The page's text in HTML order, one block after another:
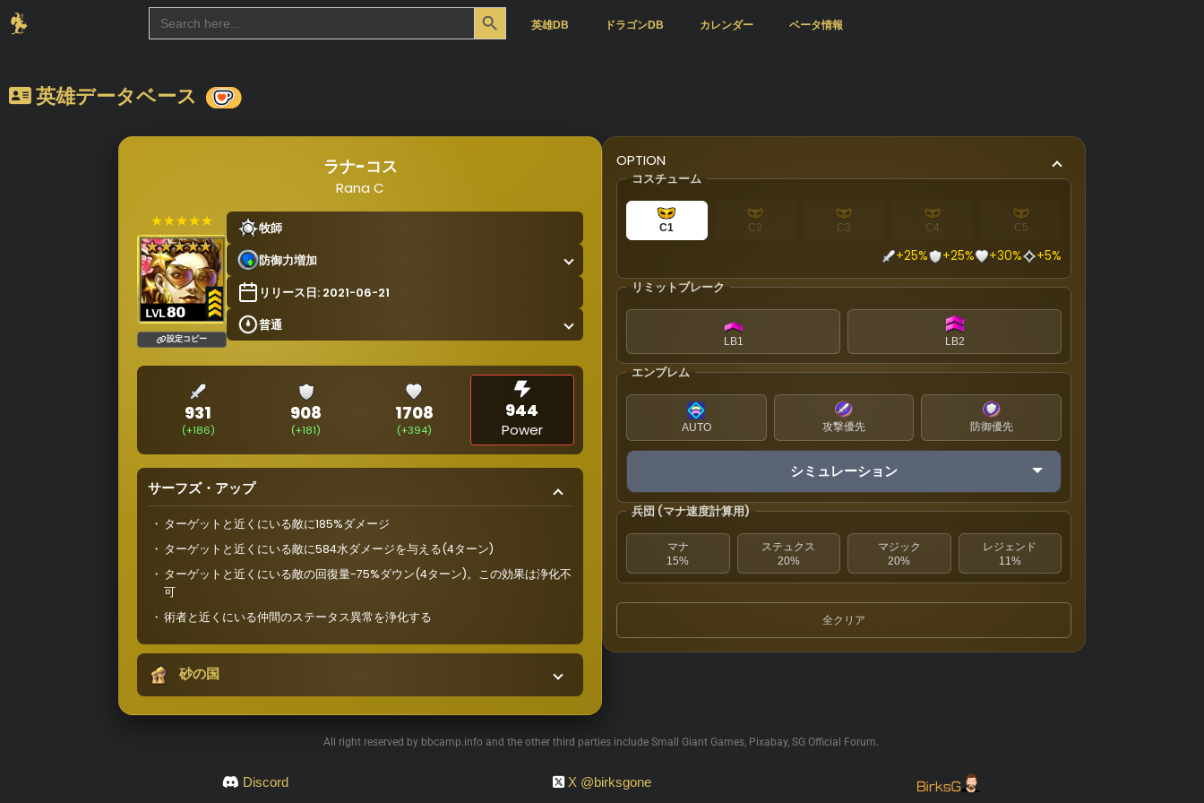
Search
for:
Search Button
英雄DB ドラゴンDB カレンダー ベータ情報
英雄データベース
ラナ-コス
Rana C
★★★★★
設定コピー
牧師
防御力増加
リリース日: 2021-06-21
普通
931
(+186)
908
(+181)
1708
(+394)
944
Power
サーフズ・アップ
ターゲットと近くにいる敵に185%ダメージ
ターゲットと近くにいる敵に584水ダメージを与える(4ターン)
ターゲットと近くにいる敵の回復量-75%ダウン(4ターン)。この効果は浄化不
可
術者と近くにいる仲間のステータス異常を浄化する
砂の国
OPTION
コスチューム
C1 C2 C3 C4 C5
+25% +25% +30% +5%
リミットブレーク
LB1 LB2
エンブレム
AUTO 攻撃優先 防御優先
シミュレーション
兵団 (マナ速度計算用)
マナ
15%
ステュクス
20%
マジック
20%
レジェンド
11%
全クリア
All right reserved by bbcamp.info and the other third parties include Small Giant Games, Pixabay, SG Official Forum.
Discord X @birksgone